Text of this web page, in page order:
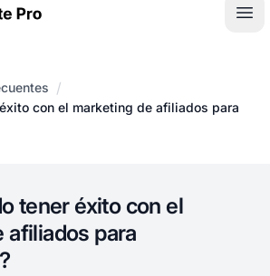
/
con el marketing de afiliados para
tener éxito con el
afiliados para